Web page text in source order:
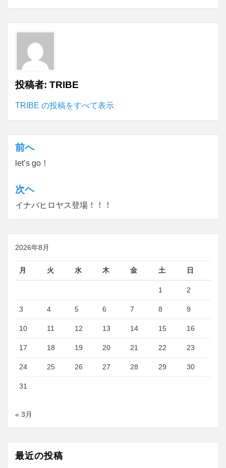
投稿者: TRIBE
TRIBE の投稿をすべて表示
投
稿
ナ
ビ
シ
ョ
前へ
let’s go！
次ヘ
イナバヒロヤス登場！！！
2026年8月
月 火 水 木 金 土 日
1 2
3 4 5 6 7 8 9
10 11 12 13 14 15 16
17 18 19 20 21 22 23
24 25 26 27 28 29 30
31
« 3月
最近の投稿